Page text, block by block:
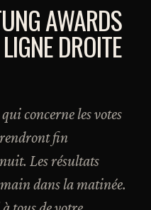
AWARDS
DROITE
concerne les votes
fin
Les résultats
dans la matinée.